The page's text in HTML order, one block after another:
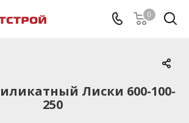
0
Лиски 600-100-
250